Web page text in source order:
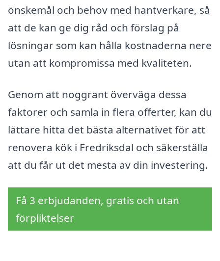
önskemål och behov med hantverkare, så
att de kan ge dig råd och förslag på
lösningar som kan hålla kostnaderna nere
utan att kompromissa med kvaliteten.
Genom att noggrant överväga dessa
faktorer och samla in flera offerter, kan du
lättare hitta det bästa alternativet för att
renovera kök i Fredriksdal och säkerställa
att du får ut det mesta av din investering.
Få 3 erbjudanden, gratis och utan
förpliktelser